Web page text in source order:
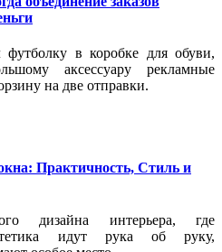
в коробке для обуви,
аксессуару рекламные
на две отправки.
Практичность, Стиль и
дизайна интерьера, где
идут рука об руку,